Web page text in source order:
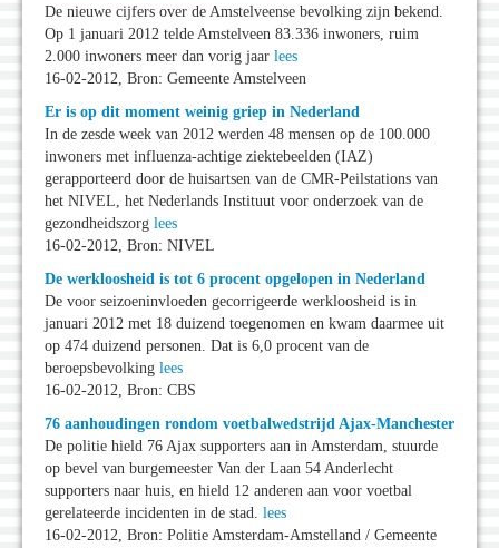
De nieuwe cijfers over de Amstelveense bevolking zijn bekend.
Op 1 januari 2012 telde Amstelveen 83.336 inwoners, ruim
2.000 inwoners meer dan vorig jaar lees
16-02-2012, Bron: Gemeente Amstelveen
Er is op dit moment weinig griep in Nederland
In de zesde week van 2012 werden 48 mensen op de 100.000
inwoners met influenza-achtige ziektebeelden (IAZ)
gerapporteerd door de huisartsen van de CMR-Peilstations van
het NIVEL, het Nederlands Instituut voor onderzoek van de
gezondheidszorg lees
16-02-2012, Bron: NIVEL
De werkloosheid is tot 6 procent opgelopen in Nederland
De voor seizoeninvloeden gecorrigeerde werkloosheid is in
januari 2012 met 18 duizend toegenomen en kwam daarmee uit
op 474 duizend personen. Dat is 6,0 procent van de
beroepsbevolking lees
16-02-2012, Bron: CBS
76 aanhoudingen rondom voetbalwedstrijd Ajax-Manchester
De politie hield 76 Ajax supporters aan in Amsterdam, stuurde
op bevel van burgemeester Van der Laan 54 Anderlecht
supporters naar huis, en hield 12 anderen aan voor voetbal
gerelateerde incidenten in de stad. lees
16-02-2012, Bron: Politie Amsterdam-Amstelland / Gemeente